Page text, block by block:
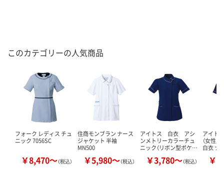
このカテゴリーの人気商品
フォーク レディス チュ
ニック 7056SC
￥8,470～（税込）
住商モンブラン ナース
ジャケット 半袖
MN500
￥5,980～（税込）
アイトス 白衣 アシ
ンメトリーカラーチュ
ニック（リボン型ポケ…
￥3,780～（税込）
アイト
（女性用
白衣 ナ
￥